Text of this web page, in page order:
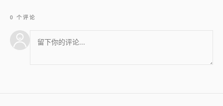
0 个评论